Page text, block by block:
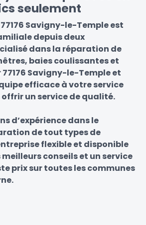
seulement
Savigny-le-Temple est
depuis deux
dans la réparation de
baies coulissantes et
Savigny-le-Temple et
efficace à votre service
offrir un service de qualité.
d’expérience dans le
de tout types de
flexible et disponible
conseils et un service
prix sur toutes les communes